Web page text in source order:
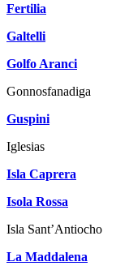
Fertilia
Galtelli
Golfo Aranci
Gonnosfanadiga
Guspini
Iglesias
Isla Caprera
Isola Rossa
Isla Sant’Antiocho
La Maddalena